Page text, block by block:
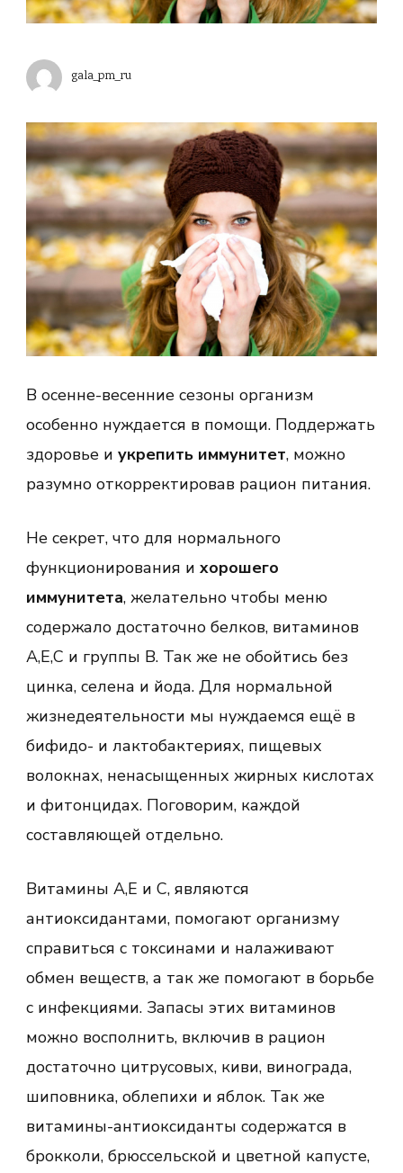
gala_pm_ru
В осенне-весенние сезоны организм
особенно нуждается в помощи. Поддержать
здоровье и укрепить иммунитет, можно
разумно откорректировав рацион питания.
Не секрет, что для нормального
функционирования и хорошего
иммунитета, желательно чтобы меню
содержало достаточно белков, витаминов
А,Е,С и группы В. Так же не обойтись без
цинка, селена и йода. Для нормальной
жизнедеятельности мы нуждаемся ещё в
бифидо- и лактобактериях, пищевых
волокнах, ненасыщенных жирных кислотах
и фитонцидах. Поговорим, каждой
составляющей отдельно.
Витамины А,Е и С, являются
антиоксидантами, помогают организму
справиться с токсинами и налаживают
обмен веществ, а так же помогают в борьбе
с инфекциями. Запасы этих витаминов
можно восполнить, включив в рацион
достаточно цитрусовых, киви, винограда,
шиповника, облепихи и яблок. Так же
витамины-антиоксиданты содержатся в
брокколи, брюссельской и цветной капусте,